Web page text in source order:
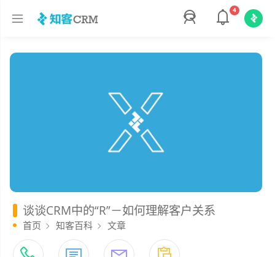
4
谈谈CRM中的“R”－如何理解客户关系
首页 知客百科 文章